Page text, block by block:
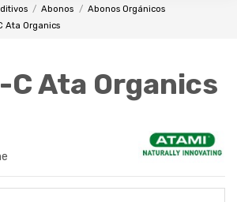
Abonos
Abonos Orgánicos
Ata Organics
Ata Organics